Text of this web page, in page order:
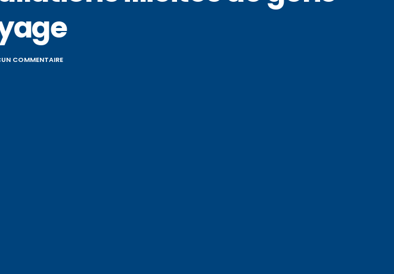
COMMENTAIRE